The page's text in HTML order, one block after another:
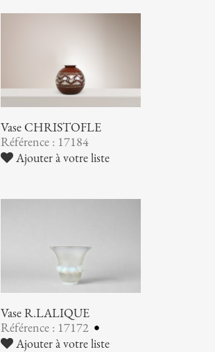
Vase CHRISTOFLE
Référence : 17184
Ajouter à votre liste
Vase R.LALIQUE
Référence : 17172
Ajouter à votre liste